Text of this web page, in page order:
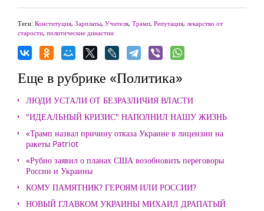
Теги: Конституция, Зарплаты, Учителя, Трамп, Репутация, лекарство от
старости, политические династии
Еще в рубрике «Политика»
ЛЮДИ УСТАЛИ ОТ БЕЗРАЗЛИЧИЯ ВЛАСТИ
"ИДЕАЛЬНЫЙ КРИЗИС" НАПОЛНИЛ НАШУ ЖИЗНЬ
«Трамп назвал причину отказа Украине в лицензии на
ракеты Patriot
«Рубио заявил о планах США возобновить переговоры
России и Украины
КОМУ ПАМЯТНИК? ГЕРОЯМ ИЛИ РОССИИ?
НОВЫЙ ГЛАВКОМ УКРАИНЫ МИХАИЛ ДРАПАТЫЙ